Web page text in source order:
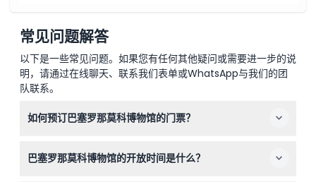
常见问题解答
以下是一些常见问题。如果您有任何其他疑问或需要进一步的说
明，请通过在线聊天、联系我们表单或WhatsApp与我们的团
队联系。
如何预订巴塞罗那莫科博物馆的门票？
时间段进行预订。
巴塞罗那莫科博物馆的开放时间是什么？